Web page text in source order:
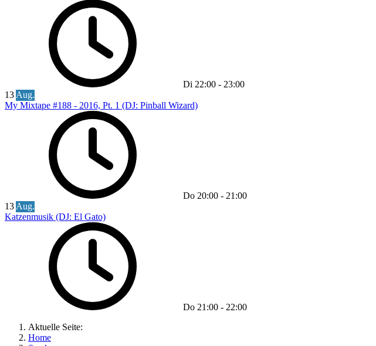
Di 22:00 - 23:00
13 Aug.
My Mixtape #188 - 2016, Pt. 1 (DJ: Pinball Wizard)
Do 20:00 - 21:00
13 Aug.
Katzenmusik (DJ: El Gato)
Do 21:00 - 22:00
Aktuelle Seite:
Home